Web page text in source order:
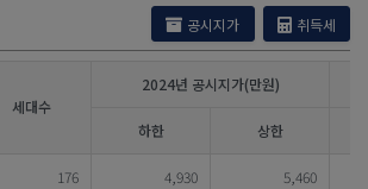
공시지가 취득세
세대수
2024년 공시지가(만원)
하한 상한
176 4,930 5,460